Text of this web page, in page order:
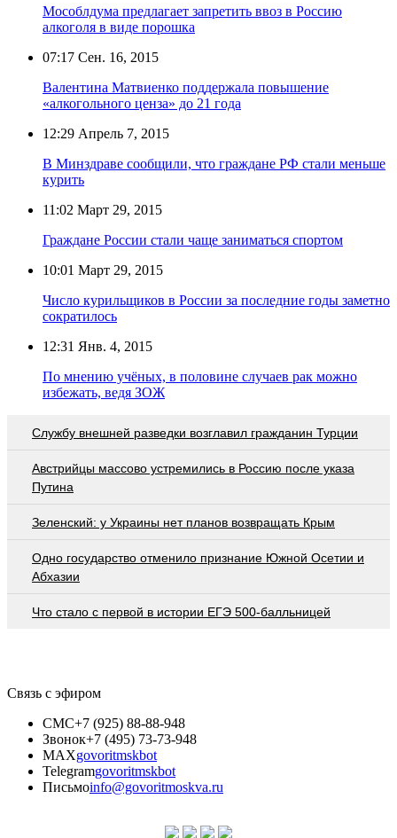
Мособлдума предлагает запретить ввоз в Россию
алкоголя в виде порошка
07:17 Сен. 16, 2015
Валентина Матвиенко поддержала повышение
«алкогольного ценза» до 21 года
12:29 Апрель 7, 2015
В Минздраве сообщили, что граждане РФ стали меньше
курить
11:02 Март 29, 2015
Граждане России стали чаще заниматься спортом
10:01 Март 29, 2015
Число курильщиков в России за последние годы заметно
сократилось
12:31 Янв. 4, 2015
По мнению учёных, в половине случаев рак можно
избежать, ведя ЗОЖ
Службу внешней разведки возглавил гражданин Турции
Австрийцы массово устремились в Россию после указа
Путина
Зеленский: у Украины нет планов возвращать Крым
Одно государство отменило признание Южной Осетии и
Абхазии
Что стало с первой в истории ЕГЭ 500-балльницей
Связь с эфиром
СМС+7 (925) 88-88-948
Звонок+7 (495) 73-73-948
MAXgovoritmskbot
Telegramgovoritmskbot
Письмоinfo@govoritmoskva.ru